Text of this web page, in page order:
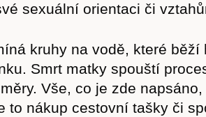
sexuální orientaci či
kruhy na vodě, které běží
Smrt matky spouští
Vše, co je zde
to nákup cestovní tašky či